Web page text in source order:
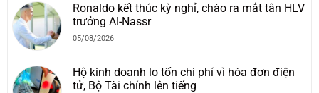
Ronaldo kết thúc kỳ nghỉ, chào ra mắt tân HLV
trưởng Al-Nassr
05/08/2026
Hộ kinh doanh lo tốn chi phí vì hóa đơn điện
tử, Bộ Tài chính lên tiếng